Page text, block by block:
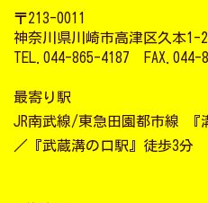
〒213-0011
神奈川県川崎市高津区久本
TEL.044-865-4187 FAX.044-
最寄り駅
JR南武線/東急田園都市線 『
／『武蔵溝の口駅』徒歩3分